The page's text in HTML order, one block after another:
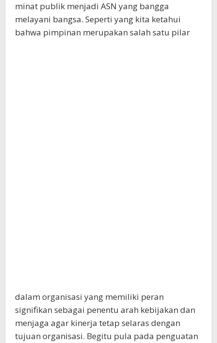
minat publik menjadi ASN yang bangga
melayani bangsa. Seperti yang kita ketahui
bahwa pimpinan merupakan salah satu pilar
dalam organisasi yang memiliki peran
signifikan sebagai penentu arah kebijakan dan
menjaga agar kinerja tetap selaras dengan
tujuan organisasi. Begitu pula pada penguatan